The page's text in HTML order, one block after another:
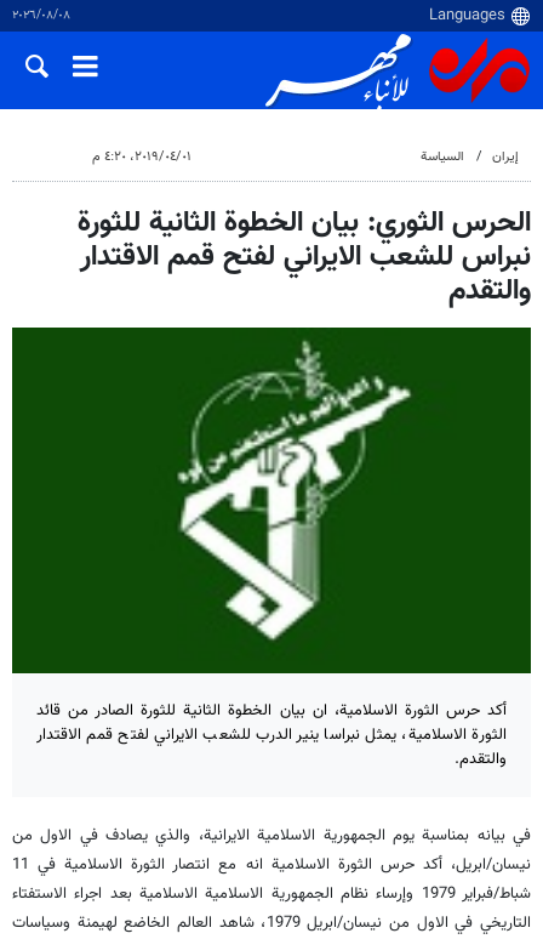
٠٨‏/٠٨‏/٢٠٢٦
إيران السياسة ٠١‏/٠٤‏/٢٠١٩، ٤:٢٠ م
الحرس الثوري: بيان الخطوة الثانية للثورة
نبراس للشعب الايراني لفتح قمم الاقتدار
والتقدم
أكد حرس الثورة الاسلامية، ان بيان الخطوة الثانية للثورة الصادر من قائد
الثورة الاسلامية، يمثل نبراسا ينير الدرب للشعب الايراني لفتح قمم الاقتدار
والتقدم.
في بيانه بمناسبة يوم الجمهورية الاسلامية الايرانية، والذي يصادف في الاول من
نيسان/ابريل، أكد حرس الثورة الاسلامية انه مع انتصار الثورة الاسلامية في 11
شباط/فبراير 1979 وإرساء نظام الجمهورية الاسلامية الاسلامية بعد اجراء الاستفتاء
التاريخي في الاول من نيسان/ابريل 1979، شاهد العالم الخاضع لهيمنة وسياسات